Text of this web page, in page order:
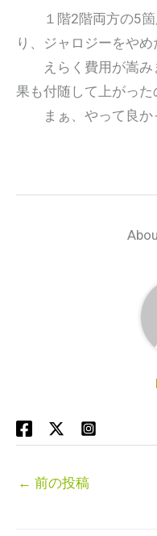
１階2階両方の5箇
り、ジャロジーをやめ
えらく費用が嵩み
果も付随して上がった
まぁ、やって良か
← 前の投稿